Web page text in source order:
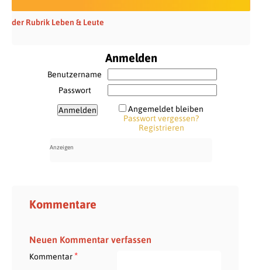
der Rubrik Leben & Leute
Anmelden
Benutzername
Passwort
Angemeldet bleiben
Passwort vergessen?
Registrieren
Kommentare
Neuen Kommentar verfassen
Kommentar*